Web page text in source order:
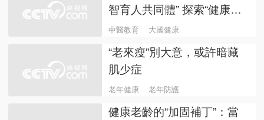
智育人共同體” 探索“健康中
國”守正創新育人新範式
中醫教育 大國健康
“老來瘦”別大意，或許暗藏
肌少症
老年健康 老年防護
健康老齡的“加固補丁”：當